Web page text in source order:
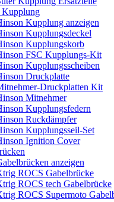
Kupplung
Kupplung anzeigen
Kupplungsdeckel
Kupplungskorb
FSC Kupplungs-Kit
Kupplungsscheiben
Druckplatte
Druckplatten Kit
Mitnehmer
Kupplungsfedern
Ruckdämpfer
Kupplungsseil-Set
Ignition Cover
anzeigen
ROCS Gabelbrücke
ROCS tech Gabelbrücke
ROCS Supermoto